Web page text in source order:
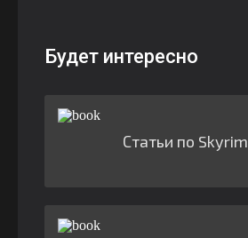
Будет интересно
Статьи по Skyrim